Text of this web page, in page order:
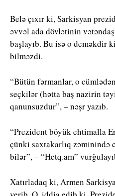
Belə çıxır ki, Sarkisyan
əvvəl ada dövlətinin
başlayıb. Bu isə o deməkdir
bilməzdi.
“Bütün fərmanlar, o
seçkilər (hətta baş nazirin
qanunsuzdur”, – nəşr yazıb.
“Prezident böyük ehtimalla
çünki saxtakarlıq zəminində
bilər”, – “Hetq.am”
Xatırladaq ki, Armen